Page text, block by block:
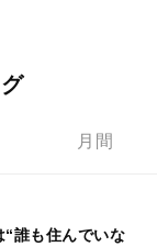
月間
“誰も住んでいな